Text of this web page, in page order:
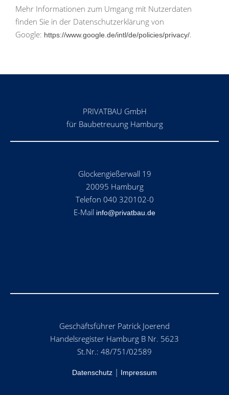
Mehr Informationen zum Umgang mit Nutzerdaten
finden Sie in der Datenschutzerklärung von
Google: https://www.google.de/intl/de/policies/privacy/.
PRIVATBAU GmbH
für Baubetreuung Hamburg
Glockengießerwall 19
20095 Hamburg
Telefon 040 320102-0
E-Mail info@privatbau.de
Geschäftsführer Patrick Joerend
Handelsregister Hamburg B Nr. 5623
St.Nr.: 48/751/02589
Datenschutz | Impressum